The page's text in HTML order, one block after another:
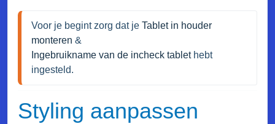
Voor je begint zorg dat je Tablet in houder
monteren
Ingebruikname van de incheck tablet hebt
ingesteld.
Styling aanpassen